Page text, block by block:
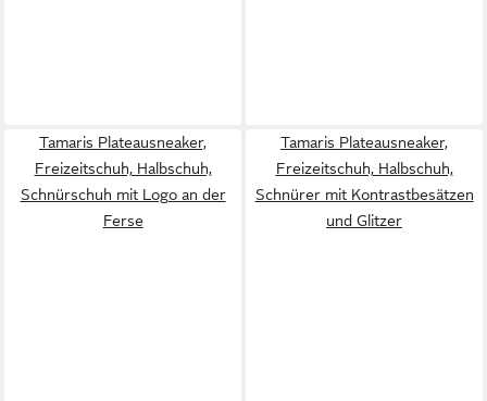
Tamaris Plateausneaker,
Freizeitschuh, Halbschuh,
Schnürschuh mit Logo an der
Ferse
Tamaris Plateausneaker,
Freizeitschuh, Halbschuh,
Schnürer mit Kontrastbesätzen
und Glitzer